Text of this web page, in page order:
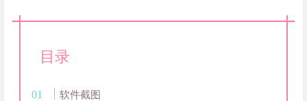
目录
软件截图